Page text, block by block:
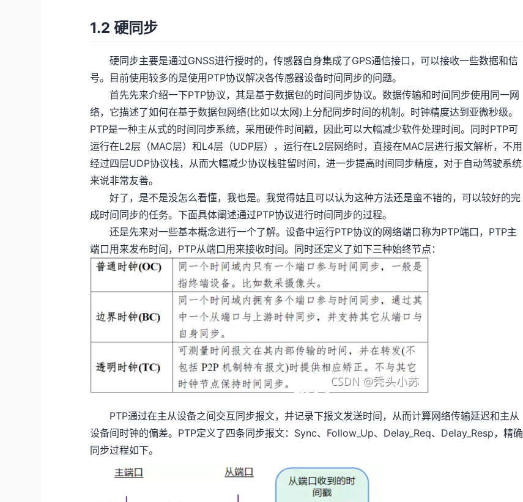
1.2 硬同步
硬同步主要是通过GNSS进行授时的，传感器自身集成了GPS通信接口，可以接收一些数据和信
号。目前使用较多的是使用PTP协议解决各传感器设备时间同步的问题。
首先先来介绍一下PTP协议，其是基于数据包的时间同步协议。数据传输和时间同步使用同一网
络，它描述了如何在基于数据包网络(比如以太网)上分配同步时间的机制。时钟精度达到亚微秒级。
PTP是一种主从式的时间同步系统，采用硬件时间戳，因此可以大幅减少软件处理时间。同时PTP可
运行在L2层（MAC层）和L4层（UDP层），运行在L2层网络时，直接在MAC层进行报文解析，不用
经过四层UDP协议栈，从而大幅减少协议栈驻留时间，进一步提高时间同步精度，对于自动驾驶系统
来说非常友善。
好了，是不是没怎么看懂，我也是。我觉得姑且可以认为这种方法还是蛮不错的，可以较好的完
成时间同步的任务。下面具体阐述通过PTP协议进行时间同步的过程。
还是先来对一些基本概念进行一个了解。设备中运行PTP协议的网络端口称为PTP端口，PTP主
端口用来发布时间，PTP从端口用来接收时间。同时还定义了如下三种始终节点：
PTP通过在主从设备之间交互同步报文，并记录下报文发送时间，从而计算网络传输延迟和主从
设备间时钟的偏差。PTP定义了四条同步报文：Sync、Follow_Up、Delay_Req、Delay_Resp，精确
同步过程如下。